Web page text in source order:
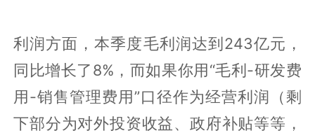
利润方面，本季度毛利润达到243亿元，
同比增长了8%，而如果你用“毛利-研发费
用-销售管理费用”口径作为经营利润（剩
下部分为对外投资收益、政府补贴等等，